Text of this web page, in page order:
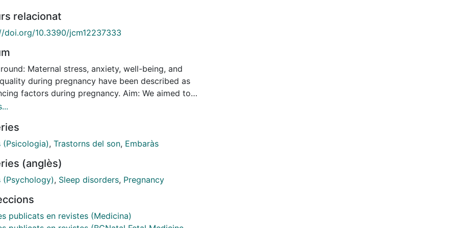
relacionat
doi.org/10.3390/jcm12237333
Maternal stress, anxiety, well-being, and
during pregnancy have been described as
factors during pregnancy. Aim: We aimed to
maternal stress, anxiety, well-being, and sleep
factors. Methods: A prospective study including
women attending BCNatal, in Barcelona, Spain (n
Stress Scale (PSS) and State-Trait Anxiety
(STAI)-validated questionnaires. Maternal well-
Being Index Questionnaire (WHO-5), and
was assessed using the Pittsburgh Sleep
(Psicologia), Trastorns del son, Embaràs
(anglès)
(Psychology), Sleep disorders, Pregnancy
publicats en revistes (Medicina)